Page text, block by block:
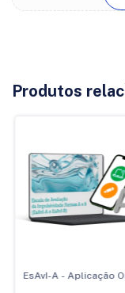
Produtos
EsAvI-A - Aplicação